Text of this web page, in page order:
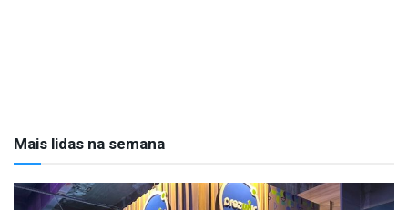
Mais lidas na semana